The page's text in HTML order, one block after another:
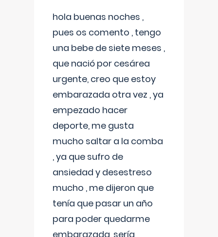
hola buenas noches ,
pues os comento , tengo
una bebe de siete meses ,
que nació por cesárea
urgente, creo que estoy
embarazada otra vez , ya
empezado hacer
deporte, me gusta
mucho saltar a la comba
, ya que sufro de
ansiedad y desestreso
mucho , me dijeron que
tenía que pasar un año
para poder quedarme
embarazada, sería